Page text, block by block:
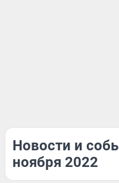
Новости и
ноября 2022